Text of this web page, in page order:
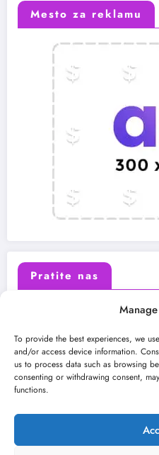
To provide the best experiences, we
and/or access device information.
us to process data such as browsing
consenting or withdrawing consent,
functions.
Mesto za reklamu
Pratite nas
Instagram